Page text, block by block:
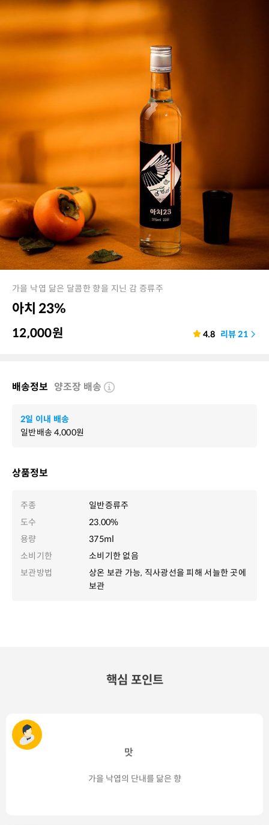
가을 낙엽 닮은 달콤한 향을 지닌 감 증류주
아치 23%
12,000원 4.8 리뷰21
상품정보
주종
일반증류주
도수
23.00%
용량
375ml
소비기한
소비기한 없음
보관방법
상온 보관 가능, 직사광선을 피해 서늘한 곳에
보관
배송정보 양조장 배송
2일 이내 배송
일반배송4,000원
핵심 포인트
맛
가을 낙엽의 단내를 닮은 향